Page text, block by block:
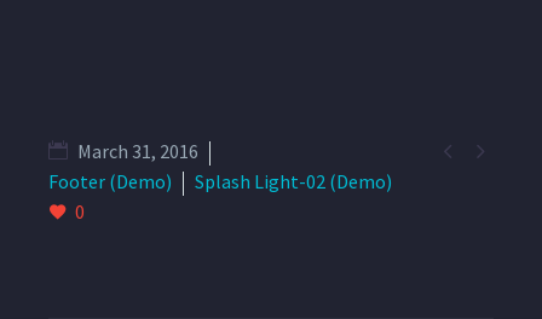
 
March 31, 2016
Footer (Demo)
Splash Light-02 (Demo)
0